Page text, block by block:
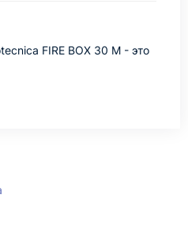
FIRE BOX 30 M - это